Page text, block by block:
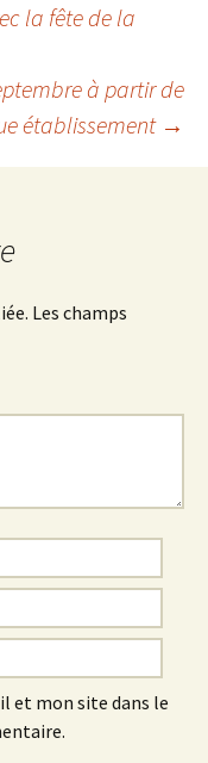
la fête de la
à partir de
établissement →
Les champs
et mon site dans le